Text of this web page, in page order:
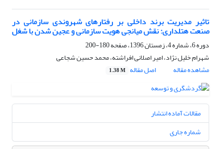
تاثیر مدیریت برند داخلی بر رفتارهای شهروندی سازمانی در
صنعت هتلداری: نقش میانجی هویت سازمانی و عجین شدن با شغل
دوره 6، شماره 4، زمستان 1396، صفحه
180-200
شهرام خلیل نژاد، امیر اصلانی افراشته، محمد حسین شجاعی
مشاهده مقاله
اصل مقاله 1.38 M
مقالات آماده انتشار
شماره جاری